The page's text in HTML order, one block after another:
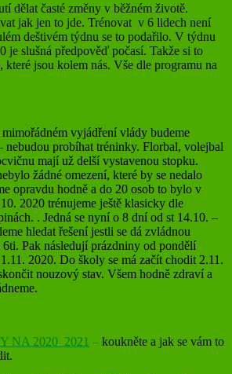
dělat časté změny v běžném životě.
jak jen to jde. Trénovat v 6 lidech není
deštivém týdnu se to podařilo. V týdnu
je slušná předpověď počasí. Takže si to
které jsou kolem nás. Vše dle programu na
vyjádření vlády budeme
nebudou probíhat tréninky. Florbal, volejbal
mají už delší vystavenou stopku.
žádné omezení, které by se nedalo
opravdu hodně a do 20 osob to bylo v
2020 trénujeme ještě klasicky dle
. Jedná se nyní o 8 dní od st 14.10. –
hledat řešení jestli se dá zvládnou
Pak následují prázdniny od pondělí
2020. Do školy se má začít chodit 2.11.
nouzový stav. Všem hodně zdraví a
NA 2020_2021 – koukněte a jak se vám to